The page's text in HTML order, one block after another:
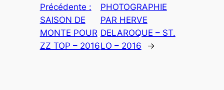
Précédente :
SAISON DE
MONTE POUR
ZZ TOP – 2016
PHOTOGRAPHIE
PAR HERVE
DELAROQUE – ST.
LO – 2016
→